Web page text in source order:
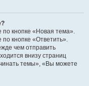
кнопке «Новая тема».
кнопке «Ответить».
чем отправить
внизу страниц
темы», «Вы можете